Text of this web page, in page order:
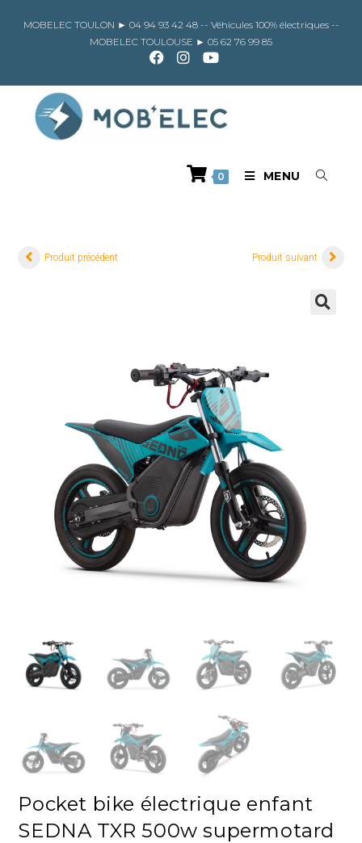
MOBELEC TOULON ► 04 94 93 42 48 -- Véhicules 100% électriques --
MOBELEC TOULOUSE ► 05 62 76 99 85
0 MENU
Produit précédent Produit suivant
Pocket bike électrique enfant
SEDNA TXR 500w supermotard